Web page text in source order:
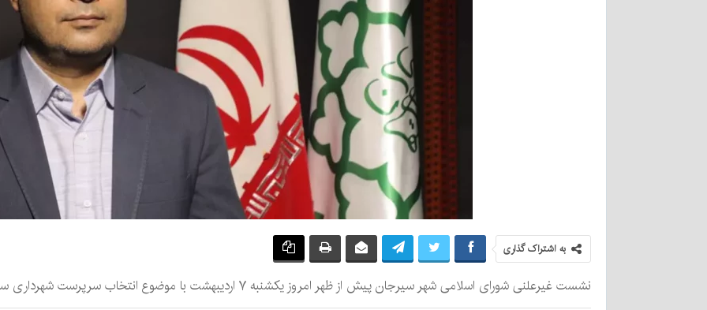
به اشتراک گذاری
نشست غیرعلنی شورای اسلامی شهر سیرجان پیش از ظهر امروز یکشنبه ۷ اردیبهشت با موضوع انتخاب سرپرست شهرداری سیرجان برگزار شد.